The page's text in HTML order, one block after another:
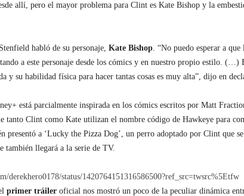
allí, pero el mayor problema para Clint es Kate Bishop y la
habló de su personaje, Kate Bishop. “No puedo esperar a que
a este personaje desde los cómics y en nuestro propio estilo. (…)
y su habilidad física para hacer tantas cosas es muy alta”, dijo en
está parcialmente inspirada en los cómics escritos por Matt
tanto Clint como Kate utilizan el nombre código de Hawkeye para
presentó a ‘Lucky the Pizza Dog’, un perro adoptado por Clint que
también llegará a la serie de TV.
derekhero0178/status/1420764151316586500?ref_src=twsrc%5Etfw
primer tráileroficial nos mostró un poco de la peculiar dinámica